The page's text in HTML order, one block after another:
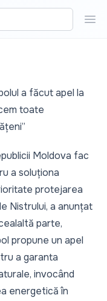
a făcut apel la
toate
Moldova fac
a soluționa
protejarea
Nistrului, a anunțat
parte,
propune un apel
a garanta
invocând
energetică în